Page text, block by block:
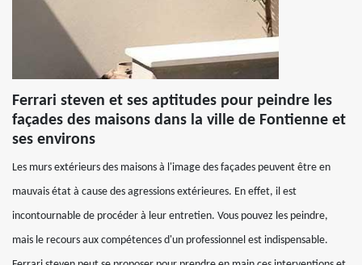
Ferrari steven et ses aptitudes pour peindre les
façades des maisons dans la ville de Fontienne et
ses environs
Les murs extérieurs des maisons à l'image des façades peuvent être en
mauvais état à cause des agressions extérieures. En effet, il est
incontournable de procéder à leur entretien. Vous pouvez les peindre,
mais le recours aux compétences d'un professionnel est indispensable.